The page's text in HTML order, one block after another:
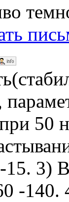
50
15. 3)
-140.